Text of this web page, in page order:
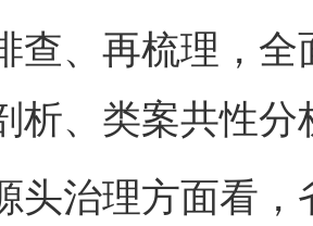
查、再梳理，
析、类案共性
治理方面看，